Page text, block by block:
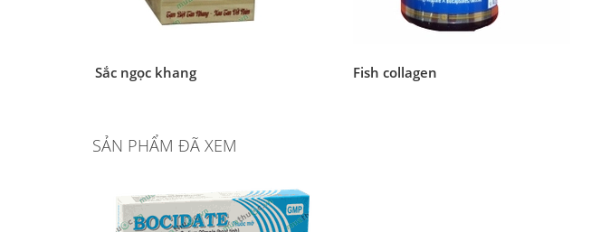
Sắc ngọc khang Fish collagen
SẢN PHẨM ĐÃ XEM